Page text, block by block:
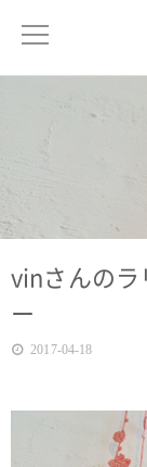
vinさんのラ
ー
2017-04-18